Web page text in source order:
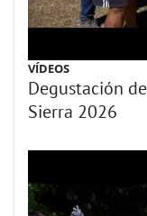
VÍDEOS
Degustación
Sierra 2026